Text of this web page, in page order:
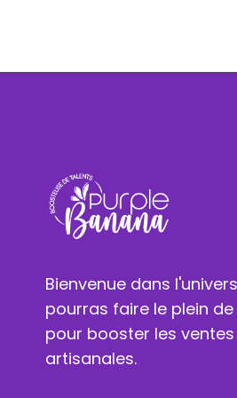
Bienvenue dans
pourras faire le plein
pour booster les
artisanales.